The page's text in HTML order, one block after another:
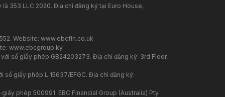
là 353 LLC 2020. Địa chỉ đăng ký tại Euro House,
Website: www.ebcfin.co.uk
www.ebcgroup.ky
số giấy phép GB24203273. Địa chỉ đăng ký: 3rd Floor,
giấy phép L 15637/EFGC. Địa chỉ đăng ký:
phép 500991. EBC Financial Group (Australia) Pty